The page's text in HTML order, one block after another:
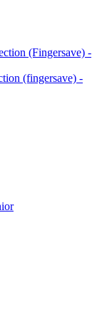
(Fingersave) -
(fingersave) -